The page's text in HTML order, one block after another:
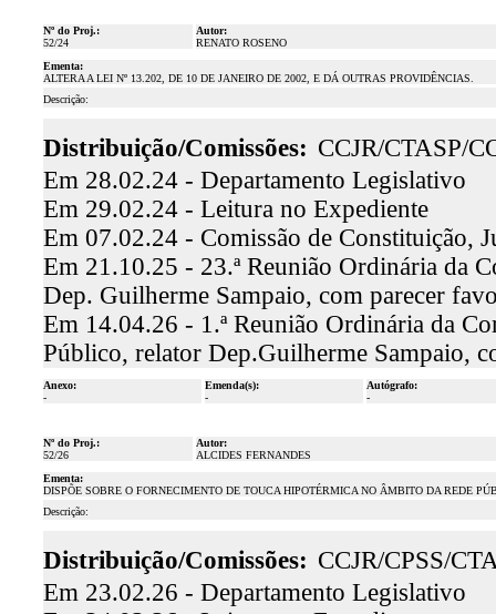
Nº do Proj.:
52/24
Autor:
RENATO ROSENO
Ementa:
ALTERA A LEI Nº 13.202, DE 10 DE JANEIRO DE 2002, E DÁ OUTRAS PROVIDÊNCIAS.
Descrição:
Distribuição/Comissões: CCJR/CTASP/
Em 28.02.24 - Departamento Legislativo
Em 29.02.24 - Leitura no Expediente
Em 07.02.24 - Comissão de Constituição,
Em 21.10.25 - 23.ª Reunião Ordinária da
Dep. Guilherme Sampaio, com parecer
Em 14.04.26 - 1.ª Reunião Ordinária da
Público, relator Dep.Guilherme Sampaio,
Anexo:
-
Emenda(s):
-
Autógrafo:
-
Nº do Proj.:
52/26
Autor:
ALCIDES FERNANDES
Ementa:
DISPÕE SOBRE O FORNECIMENTO DE TOUCA HIPOTÉRMICA NO ÂMBITO DA REDE
Descrição:
Distribuição/Comissões: CCJR/CPSS/
Em 23.02.26 - Departamento Legislativo